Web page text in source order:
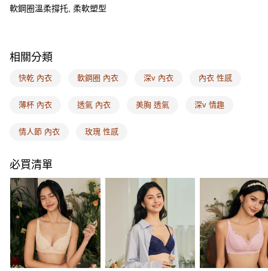
便利好安心！
１．簡單：不需註冊會員、不需綁卡、不需儲值。
２．便利：只要手機號碼，簡訊認證，即可結帳。
３．安心：先確認商品／服務後，再付款。
【「AFTEE先享後付」結帳流程】
結帳頁面，進行簡訊認證並確認金額後，即可完成結帳。
２．訂單成立數日內，您將收到繳費通知簡訊。
ATM／網路銀行／等多元方式進行付款，方視為交易完成。
※ 請注意：結帳手續完成當下不需立刻繳費，但若您需要取消訂單，請聯絡
購買商品的店家。未經商家同意取消之訂單仍視為有效，需透過AFTEE先享
後付繳納相關費用。
※ 交易是否成功請以「AFTEE先享後付 」之結帳頁面顯示為準，若有關於
是否繳費成功／繳費後需取消欲退款等相關疑問，請聯繫「AFTEE先享後付
客戶支援中心」https://netprotections.freshdesk.com/support/home
【注意事項】
１．透過由恩沛科技股份有限公司提供之「AFTEE先享後付」服務完成之交
易，需依本服務之必要範圍內提供個人資料，並將交易相關給付款項請求債
每筆NT$100，滿NT$1,500(含以上)免運費
付款後全家取貨
7-11取付
每筆NT$100，滿NT$1,500(含以上)免運費
付款後7-11取貨
每筆NT$100，滿NT$1,500(含以上)免運費
宅配
每筆NT$100，滿NT$1,500(含以上)免運費
軟鋼圈溫柔撐托, 柔軟塑型
相關分類
快乾 內衣 軟鋼圈 內衣 深v 內衣 內衣 性感
薄杯 內衣 透氣 內衣 美胸 透氣 深v 情趣
情人節 內衣 玫瑰 性感
必買清單